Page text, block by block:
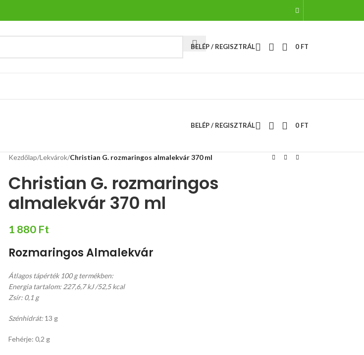
BELÉP / REGISZTRÁL 0 FT
BELÉP / REGISZTRÁL 0 FT
Kezdőlap/Lekvárok/Christian G. rozmaringos almalekvár 370 ml
Christian G. rozmaringos
almalekvár 370 ml
1 880 Ft
Rozmaringos Almalekvár
Átlagos tápérték 100 g termékben:
Energia tartalom: 227,6,7 kJ /52,5 kcal
Zsír: 0,1 g
Szénhidrát:13 g
Fehérje: 0,2 g